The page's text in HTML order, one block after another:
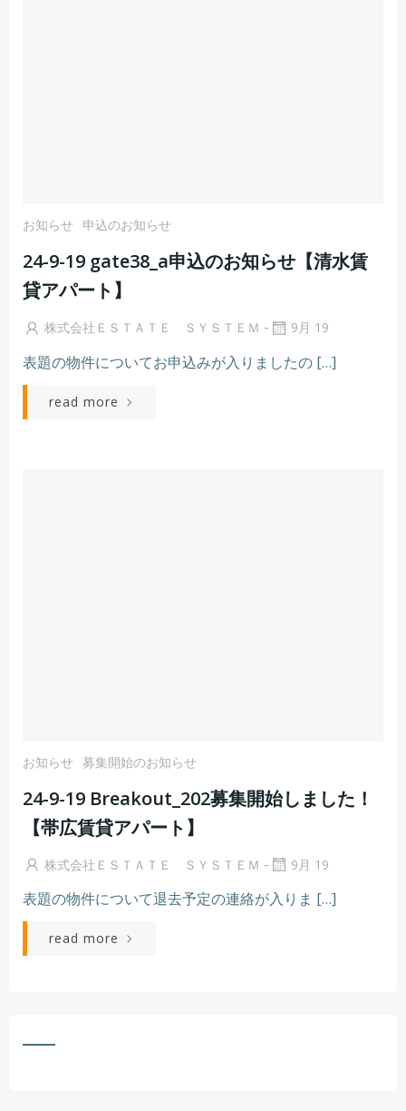
お知らせ 申込のお知らせ
24-9-19 gate38_a申込のお知らせ【清水賃
貸アパート】
株式会社ＥＳＴＡＴＥ ＳＹＳＴＥＭ - 9月 19
表題の物件についてお申込みが入りましたの […]
read more
お知らせ 募集開始のお知らせ
24-9-19 Breakout_202募集開始しました！
【帯広賃貸アパート】
株式会社ＥＳＴＡＴＥ ＳＹＳＴＥＭ - 9月 19
表題の物件について退去予定の連絡が入りま […]
read more